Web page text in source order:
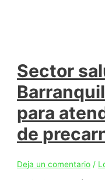
Sector
para
de
Deja un comentario /